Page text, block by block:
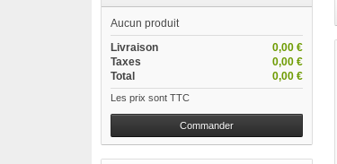
Aucun produit
0,00 €
Livraison
0,00 €
Taxes
0,00 €
Total
Les prix sont TTC
Commander